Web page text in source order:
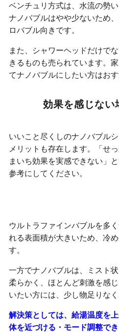
ベンチュリ方式は、水流の勢
ナノバブルはやや少ないため
ロバブル向きです。
また、シャワーヘッドだけで
きるものも売られています。
てナノバブルにしたい方はおす
効果を感じない
いいこと尽くしのナノバブル
メリットも存在します。「せ
まいち効果を実感できない」
参考にしてください。
ウルトラファインバブルを多
れる表面積が大きいため、冷
す。
一方でナノバブルは、ミスト
柔らかく、ほとんど刺激を感
いたい方には、少し物足りなく
解決策としては、給湯温度を
体を近づける・モード調整で